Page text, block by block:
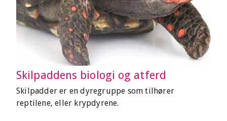
Skilpaddens biologi og atferd
Skilpadder er en dyregruppe som tilhører
reptilene, eller krypdyrene.